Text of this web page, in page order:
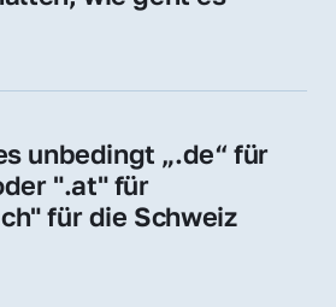
zu übernehmen. Gerne
unbedingt „.de“ für
".at" für
für die Schweiz